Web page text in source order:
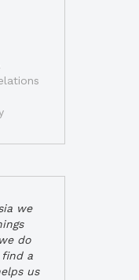
we
do
a
us